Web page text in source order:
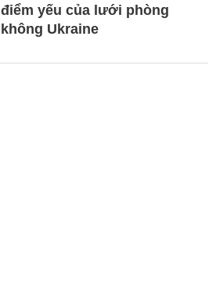
điểm yếu của lưới phòng
không Ukraine